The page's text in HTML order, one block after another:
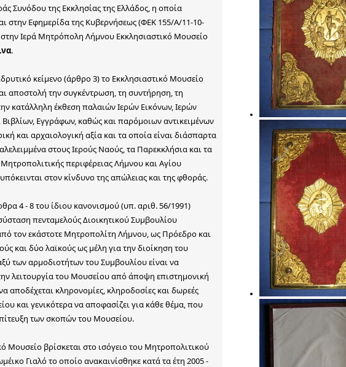
Συνόδου της Εκκλησίας της Ελλάδος, η οποία
στην Εφημερίδα της Κυβερνήσεως (ΦΕΚ 155/Α/11-10-
στην Ιερά Μητρόπολη Λήμνου Εκκλησιαστικό Μουσείο
.
κείμενο (άρθρο 3) το Εκκλησιαστικό Μουσείο
αποστολή την συγκέντρωση, τη συντήρηση, τη
κατάλληλη έκθεση παλαιών Ιερών Εικόνων, Ιερών
Εγγράφων, καθώς και παρόμοιων αντικειμένων
και αρχαιολογική αξία και τα οποία είναι διάσπαρτα
στους Ιερούς Ναούς, τα Παρεκκλήσια και τα
περιφέρειας Λήμνου και Αγίου
στον κίνδυνο της απώλειας και της φθοράς.
4 - 8 του ίδιου κανονισμού (υπ. αριθ. 56/1991)
πενταμελούς Διοικητικού Συμβουλίου
τον εκάστοτε Μητροπολίτη Λήμνου, ως Πρόεδρο και
και δύο λαϊκούς ως μέλη για την διοίκηση του
των αρμοδιοτήτων του Συμβουλίου είναι να
λειτουργία του Μουσείου από άποψη επιστημονική
αποδέχεται κληρονομίες, κληροδοσίες και δωρεές
και γενικότερα να αποφασίζει για κάθε θέμα, που
των σκοπών του Μουσείου.
Μουσείο βρίσκεται στο ισόγειο του Μητροπολιτικού
Γιαλό το οποίο ανακαινίσθηκε κατά τα έτη 2005 -